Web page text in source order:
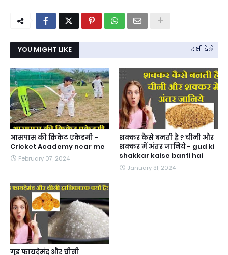
YOU MIGHT LIKE सभी देखें
आसपास की क्रिकेट एकेडमी -
Cricket Academy near me
February 07, 2024
शक्कर कैसे बनती है ? चीनी और
शक्कर में अंतर जानिये - gud ki
shakkar kaise banti hai
January 31, 2024
गुड़ फायदेमंद और चीनी